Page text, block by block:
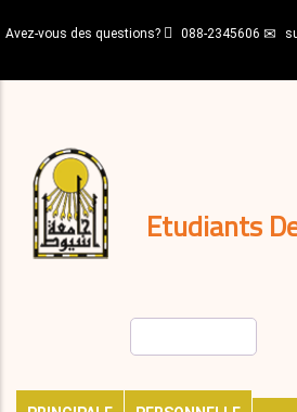
au
principal
Avez-vous des questions? 088-2345606
Etudiants
décisions
Expatriés
Journal